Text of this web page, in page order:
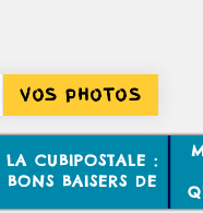
VOS PHOTOS
LA CUBIPOSTALE :
BONS BAISERS DE